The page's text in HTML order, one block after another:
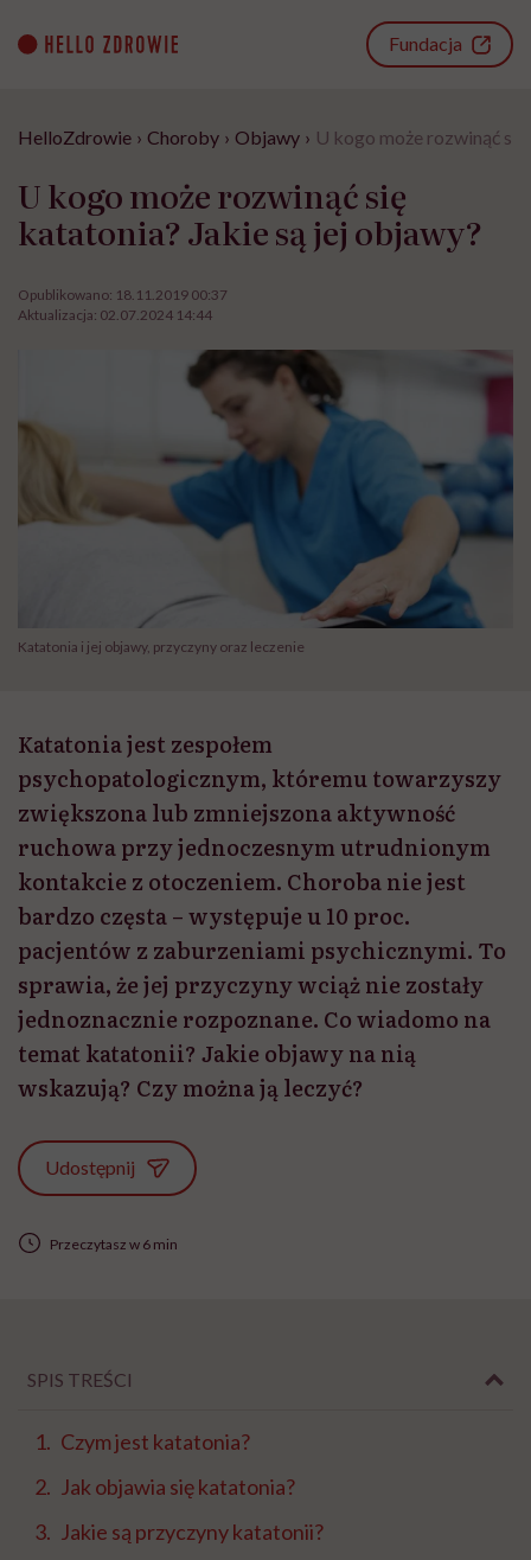
content
Fundacja
HelloZdrowie › Choroby › Objawy › U kogo może rozwinąć
U kogo może rozwinąć się
katatonia? Jakie są jej objawy?
Opublikowano: 18.11.2019 00:37
Aktualizacja: 02.07.2024 14:44
Katatonia i jej objawy, przyczyny oraz leczenie
Katatonia jest zespołem
psychopatologicznym, któremu towarzyszy
zwiększona lub zmniejszona aktywność
ruchowa przy jednoczesnym utrudnionym
kontakcie z otoczeniem. Choroba nie jest
bardzo częsta – występuje u 10 proc.
pacjentów z zaburzeniami psychicznymi. To
sprawia, że jej przyczyny wciąż nie zostały
jednoznacznie rozpoznane. Co wiadomo na
temat katatonii? Jakie objawy na nią
wskazują? Czy można ją leczyć?
Udostępnij
Przeczytasz w 6 min
SPIS TREŚCI
Czym jest katatonia?
Jak objawia się katatonia?
Jakie są przyczyny katatonii?